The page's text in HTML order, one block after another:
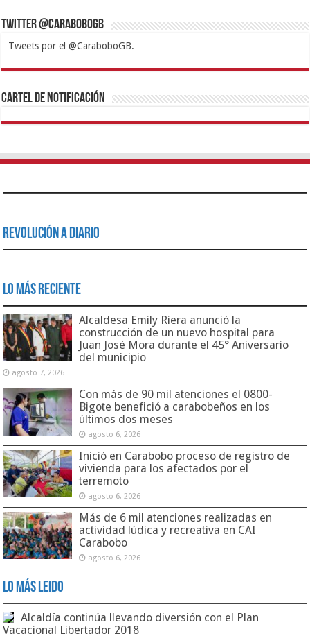
Twitter @CaraboboGB
Tweets por el @CaraboboGB.
1xbetBetturkeyBetistKralbetSupertotobetTipobetMatadorbetMariobet
https://mvbcasino.com/
Cartel de Notificación
Revolución a Diario
Lo Más Reciente
Alcaldesa Emily Riera anunció la
construcción de un nuevo hospital para
Juan José Mora durante el 45° Aniversario
del municipio
agosto 7, 2026
Con más de 90 mil atenciones el 0800-
Bigote benefició a carabobeños en los
últimos dos meses
agosto 6, 2026
Inició en Carabobo proceso de registro de
vivienda para los afectados por el
terremoto
agosto 6, 2026
Más de 6 mil atenciones realizadas en
actividad lúdica y recreativa en CAI
Carabobo
agosto 6, 2026
Lo Más Leido
Alcaldía continúa llevando diversión con el Plan
Vacacional Libertador 2018